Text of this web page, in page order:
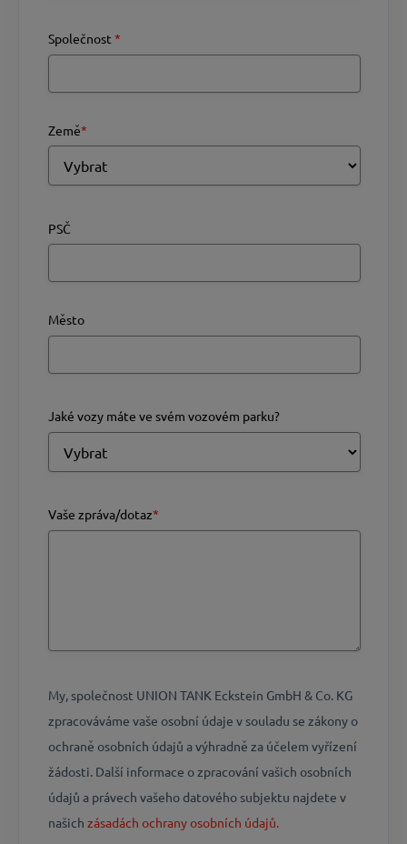
Společnost *
Země*
PSČ
Město
Jaké vozy máte ve svém vozovém parku?
Vaše zpráva/dotaz*
My, společnost UNION TANK Eckstein GmbH & Co. KG
zpracováváme vaše osobní údaje v souladu se zákony o
ochraně osobních údajů a výhradně za účelem vyřízení
žádosti. Další informace o zpracování vašich osobních
údajů a právech vašeho datového subjektu najdete v
našich ​​​​​​​zásadách ochrany osobních údajů​​​​​​​.